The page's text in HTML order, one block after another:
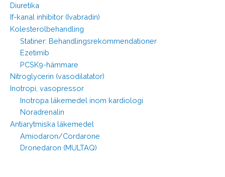
Diuretika
If-kanal inhibitor (Ivabradin)
Kolesterolbehandling
Statiner: Behandlingsrekommendationer
Ezetimib
PCSK9-hämmare
Nitroglycerin (vasodilatator)
Inotropi, vasopressor
Inotropa läkemedel inom kardiologi
Noradrenalin
Antiarytmiska läkemedel
Amiodaron/Cordarone
Dronedaron (MULTAQ)